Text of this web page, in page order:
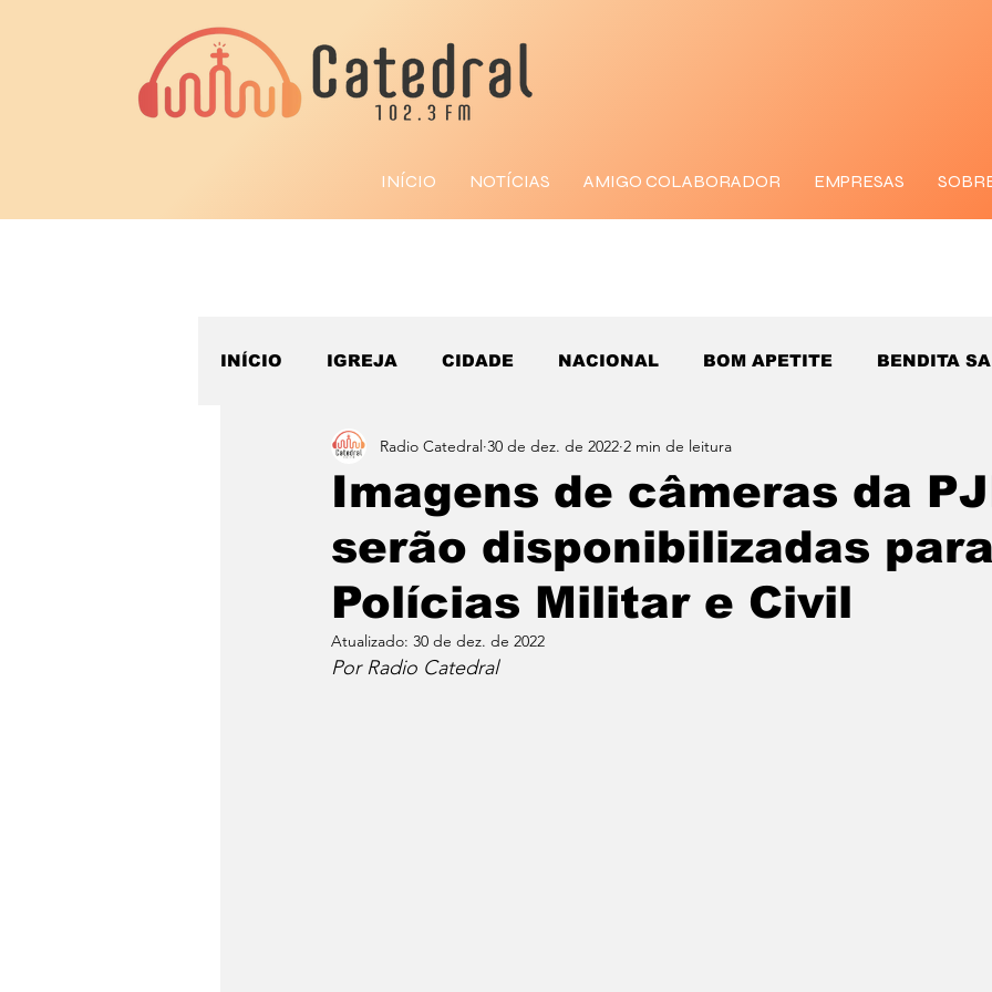
INÍCIO NOTÍCIAS AMIGO COLABORADOR EMPRESAS
INÍCIO IGREJA CIDADE NACIONAL BOM APETITE BENDITA
ESPORTE
Imagens de câmeras da
serão disponibilizadas
Polícias Militar e Civil
Radio Catedral 30 de dez. de 2022 2 min de leitura
Atualizado: 30 de dez. de 2022
Por Radio Catedral